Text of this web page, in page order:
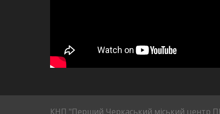
КНП "Перший Черкаський міський центр